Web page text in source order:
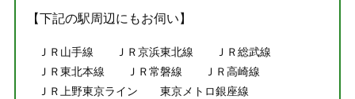
【下記の駅周辺にもお伺い】
ＪＲ山手線 ＪＲ京浜東北線
ＪＲ総武線
ＪＲ東北本線
ＪＲ常磐線
ＪＲ高崎線
ＪＲ上野東京ライン
東京メトロ銀座線